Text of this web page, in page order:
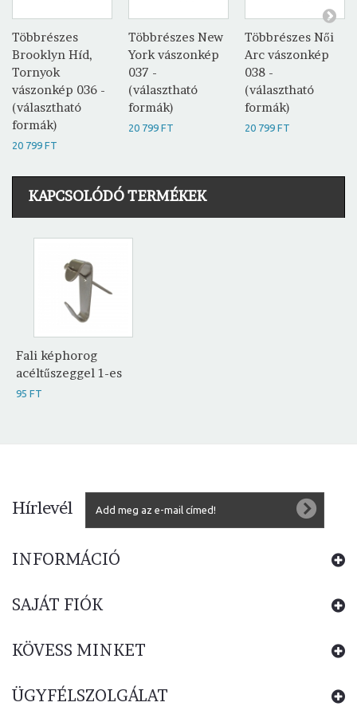
Többrészes
Brooklyn Híd,
Tornyok
vászonkép 036 -
(választható
formák)
20 799 FT
Többrészes New
York vászonkép
037 -
(választható
formák)
20 799 FT
Többrészes Női
Arc vászonkép
038 -
(választható
formák)
20 799 FT
KAPCSOLÓDÓ TERMÉKEK
Fali képhorog
acéltűszeggel 1-es
95 FT
Hírlevél
INFORMÁCIÓ
SAJÁT FIÓK
KÖVESS MINKET
ÜGYFÉLSZOLGÁLAT